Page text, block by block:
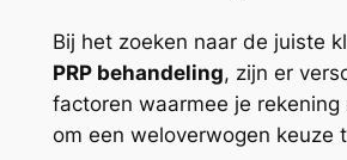
Bij het zoeken naar de juiste
PRP behandeling, zijn er
factoren waarmee je rekening
om een weloverwogen keuze